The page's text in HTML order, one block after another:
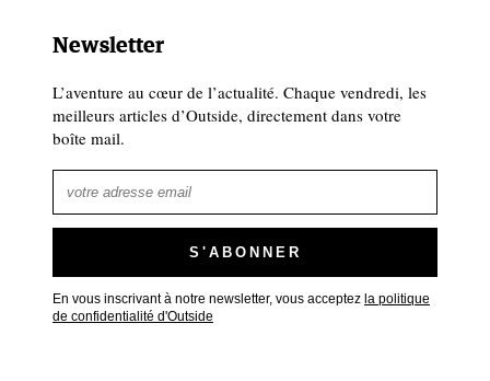
Newsletter
L’aventure au cœur de l’actualité. Chaque vendredi, les
meilleurs articles d’Outside, directement dans votre
boîte mail.
En vous inscrivant à notre newsletter, vous acceptez la politique
de confidentialité d'Outside